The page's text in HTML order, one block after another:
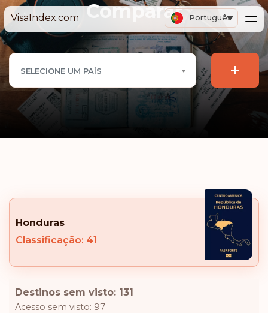
VisaIndex.com Português
Comparar
SELECIONE UM PAÍS +
Honduras
Classificação: 41
Destinos sem visto: 131
Acesso sem visto: 97